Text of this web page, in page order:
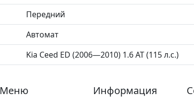
Передний
Автомат
Kia Ceed ED (2006—2010) 1.6 AT (115 л.с.)
Меню Информация